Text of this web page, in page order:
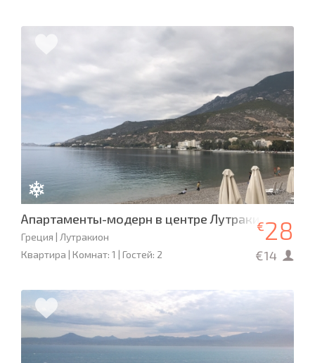
Апартаменты-модерн в центре Лутраки
Греция | Лутракион
Квартира | Комнат: 1 | Гостей: 2
€28
€14